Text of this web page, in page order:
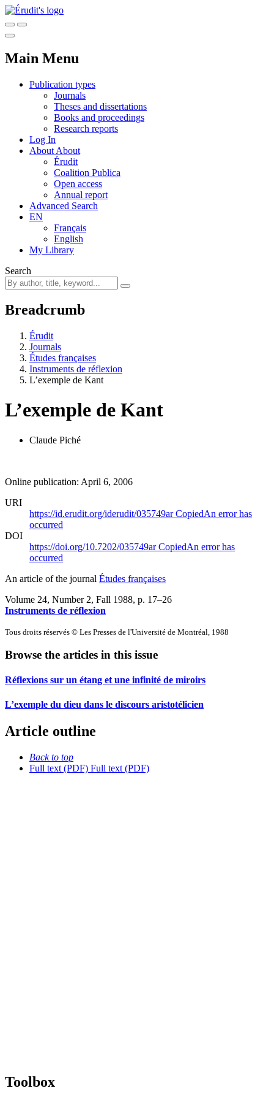
Main Menu
Publication types
Journals
Theses and dissertations
Books and proceedings
Research reports
Log In
About About
Érudit
Coalition Publica
Open access
Annual report
Advanced Search
EN
Français
English
My Library
Search
Breadcrumb
Érudit
Journals
Études françaises
Instruments de réflexion
L’exemple de Kant
L’exemple de Kant
Claude Piché
Online publication: April 6, 2006
URI
https://id.erudit.org/iderudit/035749arCopiedAn error has
occurred
DOI
https://doi.org/10.7202/035749arCopiedAn error has
occurred
An article of the journal Études françaises
Volume 24, Number 2, Fall 1988, p. 17–26
Instruments de réflexion
Tous droits réservés © Les Presses de l'Université de Montréal, 1988
Browse the articles in this issue
Réflexions sur un étang et une infinité de miroirs
L’exemple du dieu dans le discours aristotélicien
Article outline
Back to top
Full text (PDF) Full text (PDF)
Toolbox